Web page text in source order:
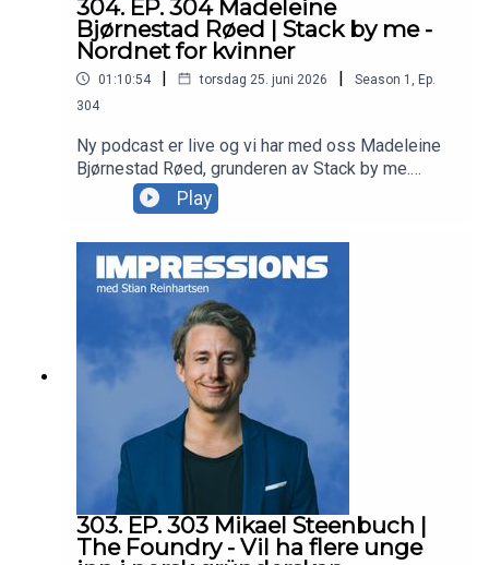
304. EP. 304 Madeleine
Bjørnestad Røed | Stack by me -
Nordnet for kvinner
01:10:54 | torsdag 25. juni 2026 | Season 1
Ep.
304
Ny podcast er live og vi har med oss Madeleine
Bjørnestad Røed, grunderen av Stack by me.
Stack by me kommer med tips om investeringer,
økonomi & karriere. Mer om Madeleine, Stack by
at du lytter til Impressions Podcast! Har du
forslag til gjester vi kan invitere? Send oss en
melding på sosiale medier:Instagram:
instagram.com/impressionspodTikTok:
tiktok.com/@impressionspod
Play
303. EP. 303 Mikael Steenbuch |
The Foundry - Vil ha flere unge